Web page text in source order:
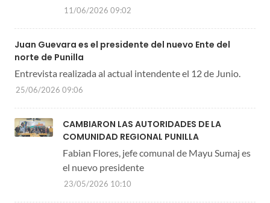
11/06/2026 09:02
Juan Guevara es el presidente del nuevo Ente del
norte de Punilla
Entrevista realizada al actual intendente el 12 de Junio.
25/06/2026 09:06
CAMBIARON LAS AUTORIDADES DE LA
COMUNIDAD REGIONAL PUNILLA
Fabian Flores, jefe comunal de Mayu Sumaj es
el nuevo presidente
23/05/2026 10:10